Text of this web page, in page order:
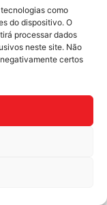
como
do dispositivo. O
processar dados
neste site. Não
certos
360